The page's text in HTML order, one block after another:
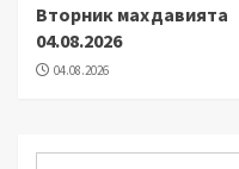
Вторник махдавията
04.08.2026
04.08.2026